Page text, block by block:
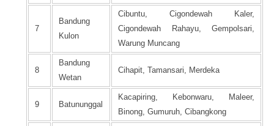
7
Bandung
Kulon
Cibuntu, Cigondewah Kaler,
Cigondewah Rahayu, Gempolsari,
Warung Muncang
8
Bandung
Wetan
Cihapit, Tamansari, Merdeka
9 Batununggal
Kacapiring, Kebonwaru, Maleer,
Binong, Gumuruh, Cibangkong